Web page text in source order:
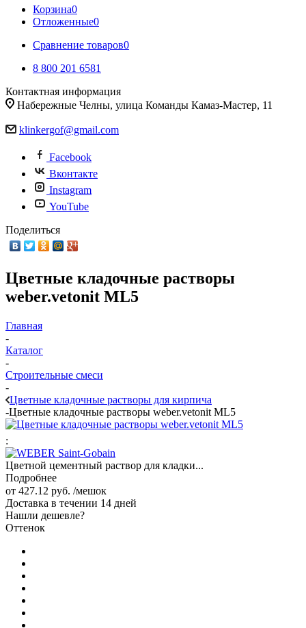
Корзина0
Отложенные0
Сравнение товаров0
8 800 201 6581
Контактная информация
Набережные Челны, улица Команды Камаз-Мастер, 11
klinkergof@gmail.com
Facebook
Вконтакте
Instagram
YouTube
Поделиться
Цветные кладочные растворы
weber.vetonit ML5
Главная
-
Каталог
-
Строительные смеси
-
Цветные кладочные растворы для кирпича
-Цветные кладочные растворы weber.vetonit ML5
:
Цветной цементный раствор для кладки...
Подробнее
от 427.12 руб. /мешок
Доставка в течении 14 дней
Нашли дешевле?
Оттенок